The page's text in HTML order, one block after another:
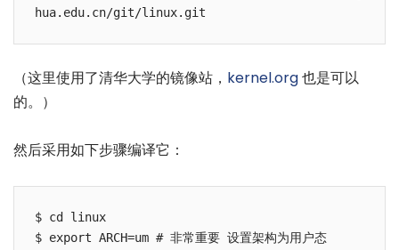
（这里使用了清华大学的镜像站， kernel.org也是可以
的。）
然后采用如下步骤编译它：
$ cd linux
$ export ARCH=um # 非常重要 设置架构为用户态